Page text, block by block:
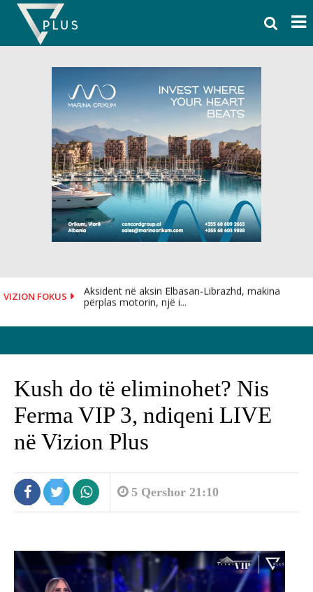
Skip
content
VIZION FOKUS
Aksident në aksin Elbasan-Librazhd, makina
përplas motorin, një i...
Kush do të eliminohet? Nis
Ferma VIP 3, ndiqeni LIVE
në Vizion Plus
5 Qershor 21:10